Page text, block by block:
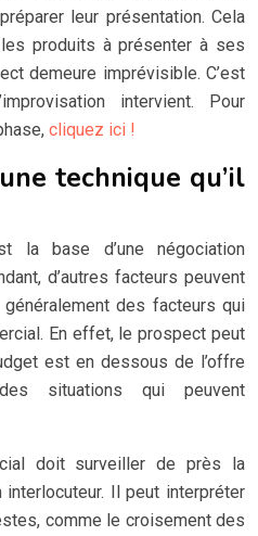
leur présentation. Cela
produits à présenter à ses
demeure imprévisible. C’est
intervient. Pour
cliquez ici !
technique qu’il
la base d’une négociation
d’autres facteurs peuvent
des facteurs qui
En effet, le prospect peut
est en dessous de l’offre
situations qui peuvent
doit surveiller de près la
Il peut interpréter
comme le croisement des